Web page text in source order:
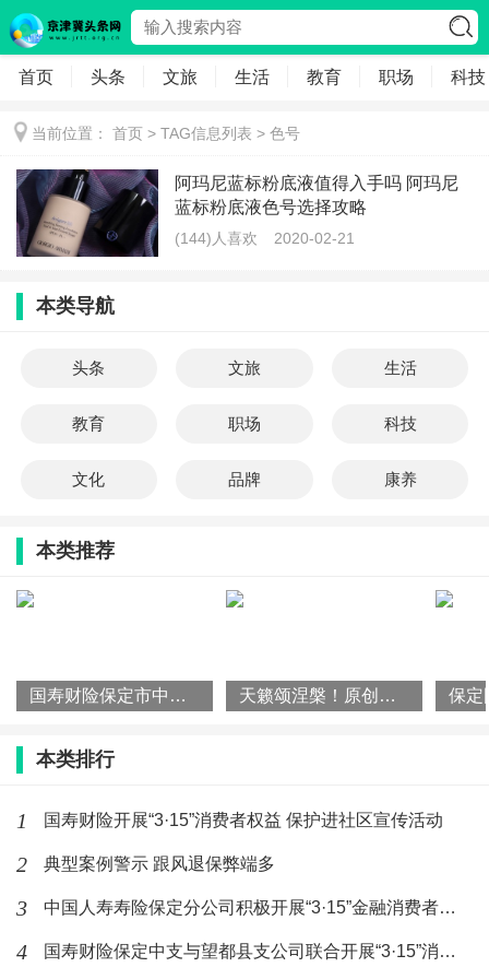
首页 头条 文旅 生活 教育 职场 科技
当前位置： 首页 > TAG信息列表 > 色号
阿玛尼蓝标粉底液值得入手吗 阿玛尼
蓝标粉底液色号选择攻略
(144)人喜欢 2020-02-21
本类导航
头条 文旅 生活
教育 职场 科技
文化 品牌 康养
本类推荐
国寿财险保定市中心支公司举办“合规公开课“，筑牢风控防线 天籁颂涅槃！原创金曲《我为家乡唱首歌》礼赞唐山五十载蝶变新生
本类排行
1 国寿财险开展“3·15”消费者权益 保护进社区宣传活动
2 典型案例警示 跟风退保弊端多
3 中国人寿寿险保定分公司积极开展“3·15”金融消费者权益保护
4 国寿财险保定中支与望都县支公司联合开展“3·15”消费者权益